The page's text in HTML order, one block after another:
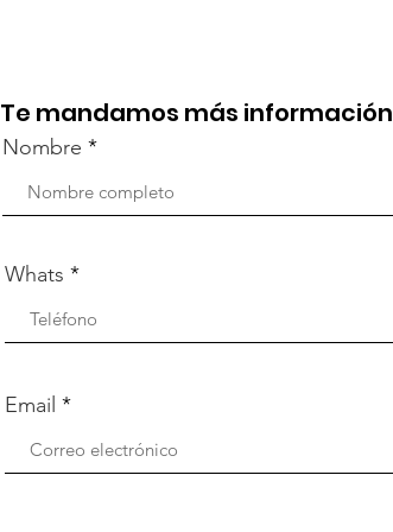
Te mandamos más información
Nombre
Whats
Email